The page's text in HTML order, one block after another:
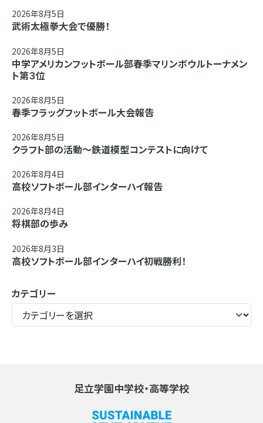
2026年8月5日
武術太極拳大会で優勝！
2026年8月5日
中学アメリカンフットボール部春季マリンボウルトーナメン
ト第３位
2026年8月5日
春季フラッグフットボール大会報告
2026年8月5日
クラフト部の活動～鉄道模型コンテストに向けて
2026年8月4日
高校ソフトボール部インターハイ報告
2026年8月4日
将棋部の歩み
2026年8月3日
高校ソフトボール部インターハイ初戦勝利！
カテゴリー
足立学園中学校・高等学校